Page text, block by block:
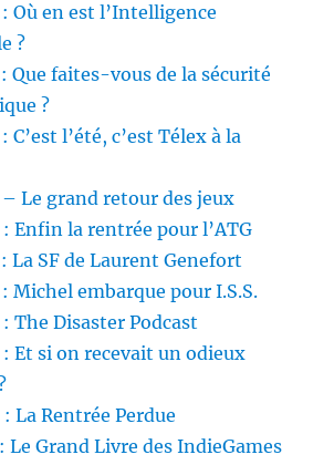
Où en est l’Intelligence
?
Que faites-vous de la sécurité
?
C’est l’été, c’est Télex à la
Le grand retour des jeux
Enfin la rentrée pour l’ATG
La SF de Laurent Genefort
Michel embarque pour I.S.S.
The Disaster Podcast
Et si on recevait un odieux
La Rentrée Perdue
Le Grand Livre des IndieGames